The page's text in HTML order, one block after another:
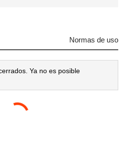
Normas de uso
Ya no es posible